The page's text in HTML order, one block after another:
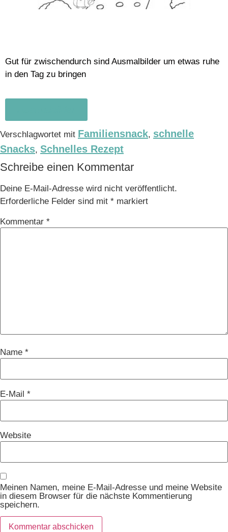
Gut für zwischendurch sind Ausmalbilder um etwas ruhe
in den Tag zu bringen
Verschlagwortet mit Familiensnack, schnelle
Snacks, Schnelles Rezept
Schreibe einen Kommentar
Deine E-Mail-Adresse wird nicht veröffentlicht.
Erforderliche Felder sind mit * markiert
Kommentar *
Name *
E-Mail *
Website
Meinen Namen, meine E-Mail-Adresse und meine Website
in diesem Browser für die nächste Kommentierung
speichern.